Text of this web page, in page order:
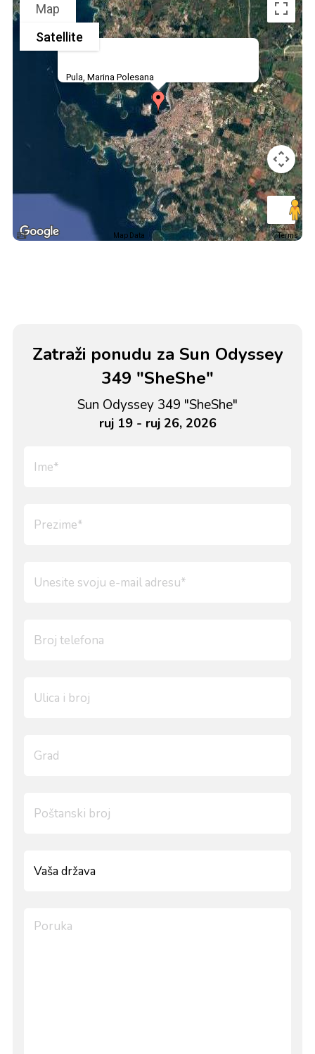
Pula, Marina Polesana
Map
Satellite
Map Data Terms
Zatraži ponudu za Sun Odyssey
349 "SheShe"
Sun Odyssey 349 "SheShe"
ruj 19 - ruj 26, 2026